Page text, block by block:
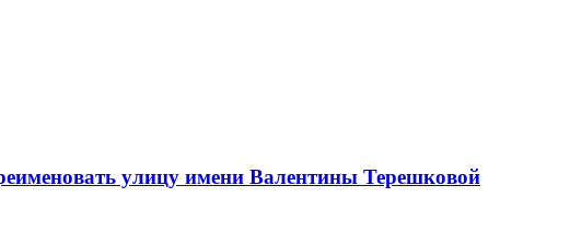
улицу имени Валентины Терешковой